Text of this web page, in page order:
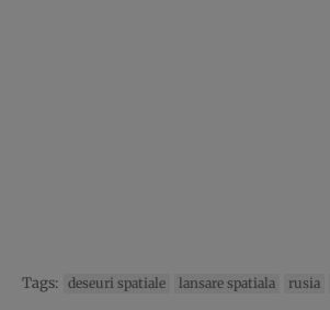
Tags: deseuri spatiale lansare spatiala rusia